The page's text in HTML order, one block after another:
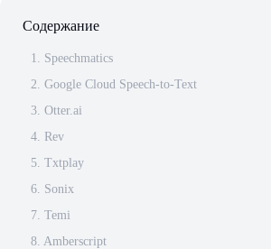
Содержание
1. Speechmatics
2. Google Cloud Speech-to-Text
3. Otter.ai
4. Rev
5. Txtplay
6. Sonix
7. Temi
8. Amberscript